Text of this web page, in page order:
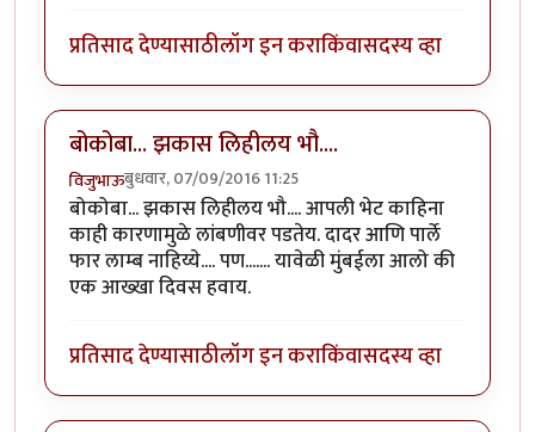
प्रतिसाद देण्यासाठीलॉग इन कराकिंवासदस्य व्हा
बोकोबा... झकास लिहीलय भौ....
विजुभाऊबुधवार, 07/09/2016 11:25
बोकोबा... झकास लिहीलय भौ.... आपली भेट काहिना
काही कारणामुळे लांबणीवर पडतेय. दादर आणि पार्ले
फार लाम्ब नाहिय्ये.... पण....... यावेळी मुंबईला आलो की
एक आख्खा दिवस हवाय.
प्रतिसाद देण्यासाठीलॉग इन कराकिंवासदस्य व्हा